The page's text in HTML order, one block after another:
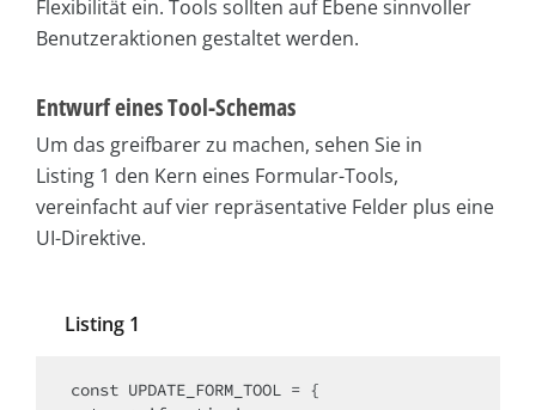
Flexibilität ein. Tools sollten auf Ebene sinnvoller
Benutzeraktionen gestaltet werden.
Entwurf eines Tool-Schemas
Um das greifbarer zu machen, sehen Sie in
Listing 1 den Kern eines Formular-Tools,
vereinfacht auf vier repräsentative Felder plus eine
UI-Direktive.
Listing 1
const UPDATE_FORM_TOOL = {